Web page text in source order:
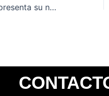
Selección peruana presenta su nueva camiseta sin la tradicional franja roja